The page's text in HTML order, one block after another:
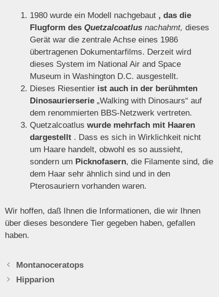
1980 wurde ein Modell nachgebaut , das die
Flugform des Quetzalcoatlus nachahmt, dieses
Gerät war die zentrale Achse eines 1986
übertragenen Dokumentarfilms. Derzeit wird
dieses System im National Air and Space
Museum in Washington D.C. ausgestellt.
Dieses Riesentier ist auch in der berühmten
Dinosaurierserie „Walking with Dinosaurs“ auf
dem renommierten BBS-Netzwerk vertreten.
Quetzalcoatlus wurde mehrfach mit Haaren
dargestellt . Dass es sich in Wirklichkeit nicht
um Haare handelt, obwohl es so aussieht,
sondern um Picknofasern, die Filamente sind, die
dem Haar sehr ähnlich sind und in den
Pterosauriern vorhanden waren.
Wir hoffen, daß Ihnen die Informationen, die wir Ihnen
über dieses besondere Tier gegeben haben, gefallen
haben.
Montanoceratops
Hipparion